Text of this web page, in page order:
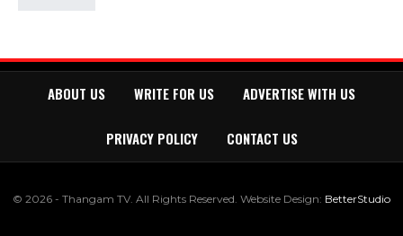
ABOUT US WRITE FOR US ADVERTISE WITH US
PRIVACY POLICY CONTACT US
© 2026 - Thangam TV. All Rights Reserved. Website Design: BetterStudio